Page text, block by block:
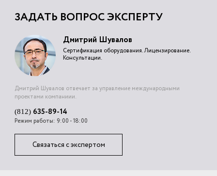
ЗАДАТЬ ВОПРОС ЭКСПЕРТУ
Дмитрий Шувалов
Сертификация оборудования. Лицензирование.
Консультации.
Дмитрий Шувалов отвечает за управление международными
проектами компаниии.
(812) 635-89-14
Режим работы: 9:00 - 18:00
Связаться с экспертом